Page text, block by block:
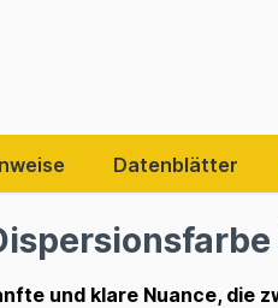
Datenblätter
und klare Nuance, die